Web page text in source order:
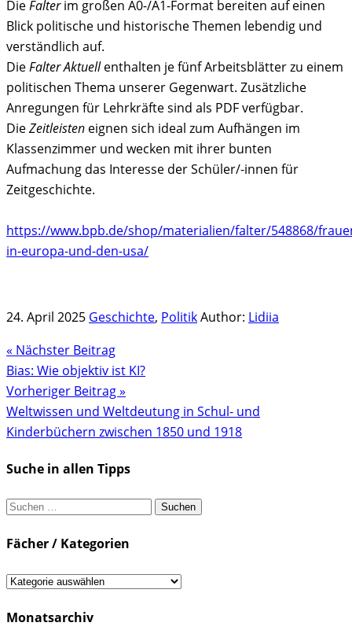
DieFalterim großen A0-/A1-Format bereiten auf einen
Blick politische und historische Themen lebendig und
verständlich auf.
DieFalter Aktuellenthalten je fünf Arbeitsblätter zu einem
politischen Thema unserer Gegenwart. Zusätzliche
Anregungen für Lehrkräfte sind als PDF verfügbar.
DieZeitleisten eignen sich ideal zum Aufhängen im
Klassenzimmer und wecken mit ihrer bunten
Aufmachung das Interesse der Schüler/-innen für
Zeitgeschichte.
https://www.bpb.de/shop/materialien/falter/548868/
in-europa-und-den-usa/
24. April 2025 Geschichte, PolitikAuthor: Lidiia
« Nächster Beitrag
Bias: Wie objektiv ist KI?
Vorheriger Beitrag »
Weltwissen und Weltdeutung in Schul- und
Kinderbüchern zwischen 1850 und 1918
Suche in allen Tipps
Suchen
Fächer / Kategorien
Fächer
Kategorien
Monatsarchiv